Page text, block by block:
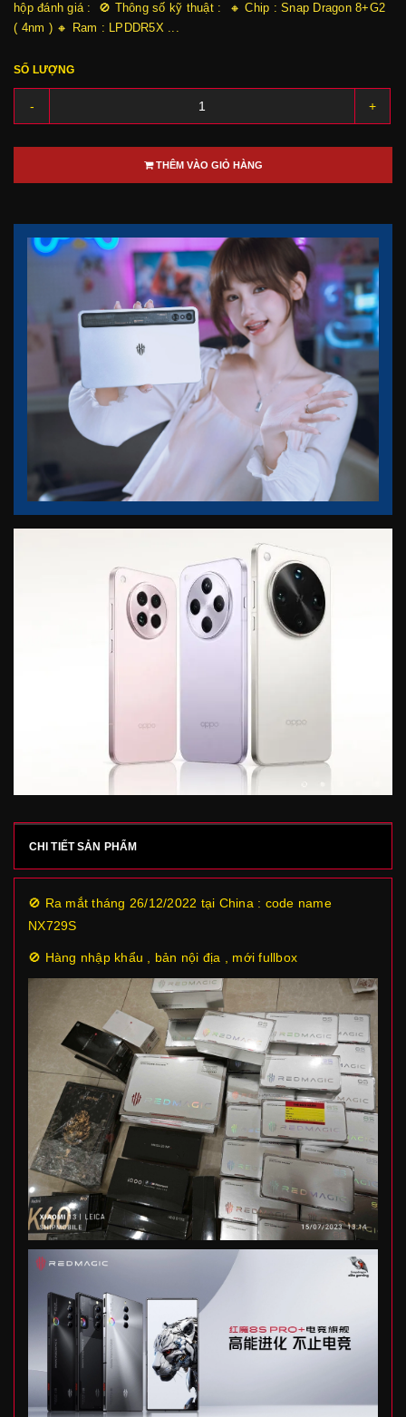
hộp đánh giá : 🚫 Thông số kỹ thuật : 🔸 Chip : Snap Dragon 8+G2
( 4nm ) 🔸 Ram : LPDDR5X ...
SỐ LƯỢNG
- +
THÊM VÀO GIỎ HÀNG
CHI TIẾT SẢN PHẨM
🚫 Ra mắt tháng 26/12/2022 tại China : code name
NX729S
🚫 Hàng nhập khẩu , bản nội địa , mới fullbox